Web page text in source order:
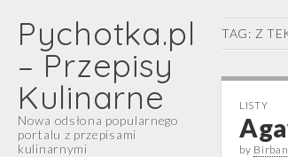
Pychotka.pl
– Przepisy
Kulinarne
Nowa odsłona popularnego
portalu z przepisami
kulinarnymi
TAG: Z
LISTY
by